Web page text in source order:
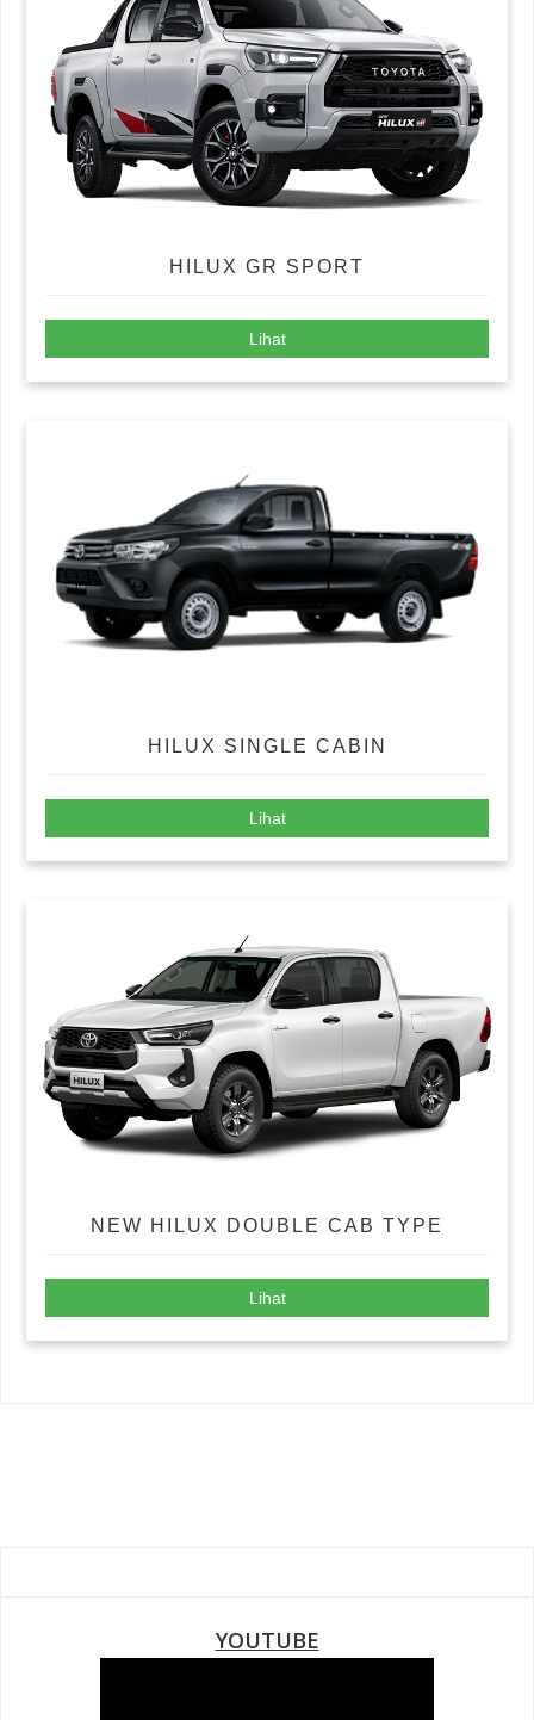
HILUX GR SPORT
Lihat
HILUX SINGLE CABIN
Lihat
NEW HILUX DOUBLE CAB TYPE
Lihat
YOUTUBE